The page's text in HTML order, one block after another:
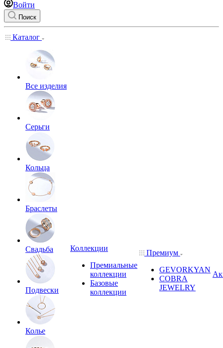
Войти
Поиск
Каталог
Все изделия
Серьги
Кольца
Браслеты
Свадьба
Подвески
Колье
Коллекции
Премиальные
коллекции
Базовые
коллекции
Премиум
GEVORKYAN
COBRA
JEWELRY